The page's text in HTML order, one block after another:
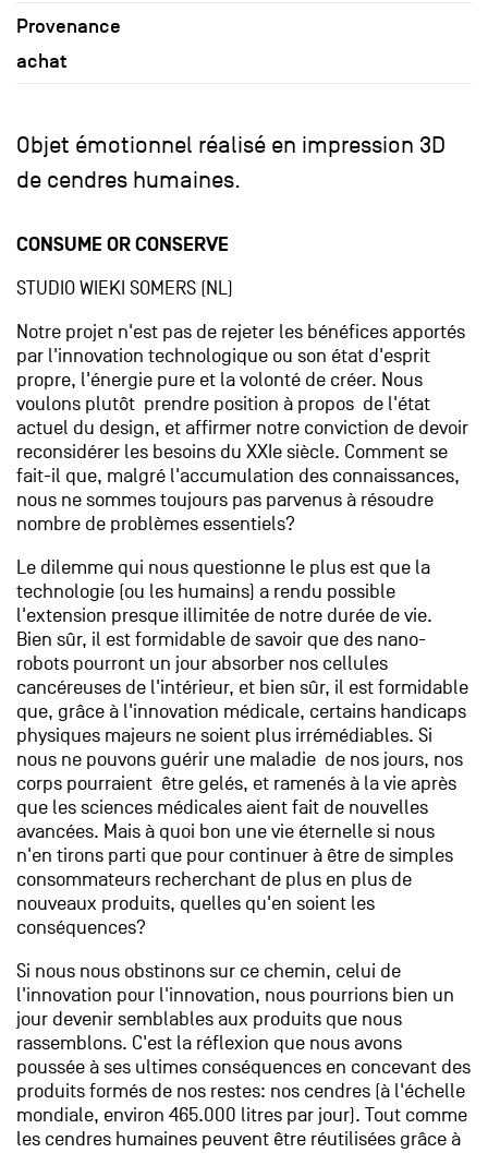
Provenance
achat
Objet émotionnel réalisé en impression 3D
de cendres humaines.
CONSUME OR CONSERVE
STUDIO WIEKI SOMERS (NL)
Notre projet n'est pas de rejeter les bénéfices apportés
par l'innovation technologique ou son état d'esprit
propre, l'énergie pure et la volonté de créer. Nous
voulons plutôt prendre position à propos de l'état
actuel du design, et affirmer notre conviction de devoir
reconsidérer les besoins du XXIe siècle. Comment se
fait-il que, malgré l'accumulation des connaissances,
nous ne sommes toujours pas parvenus à résoudre
nombre de problèmes essentiels?
Le dilemme qui nous questionne le plus est que la
technologie (ou les humains) a rendu possible
l'extension presque illimitée de notre durée de vie.
Bien sûr, il est formidable de savoir que des nano-
robots pourront un jour absorber nos cellules
cancéreuses de l'intérieur, et bien sûr, il est formidable
que, grâce à l'innovation médicale, certains handicaps
physiques majeurs ne soient plus irrémédiables. Si
nous ne pouvons guérir une maladie de nos jours, nos
corps pourraient être gelés, et ramenés à la vie après
que les sciences médicales aient fait de nouvelles
avancées. Mais à quoi bon une vie éternelle si nous
n'en tirons parti que pour continuer à être de simples
consommateurs recherchant de plus en plus de
nouveaux produits, quelles qu'en soient les
conséquences?
Si nous nous obstinons sur ce chemin, celui de
l'innovation pour l'innovation, nous pourrions bien un
jour devenir semblables aux produits que nous
rassemblons. C'est la réflexion que nous avons
poussée à ses ultimes conséquences en concevant des
produits formés de nos restes: nos cendres (à l'échelle
mondiale, environ 465.000 litres par jour). Tout comme
les cendres humaines peuvent être réutilisées grâce à